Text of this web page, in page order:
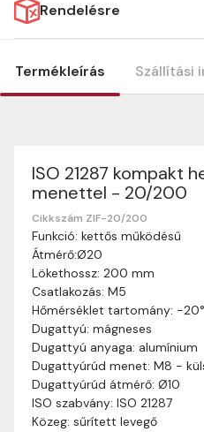
Rendelésre
Termékleírás Szállítási
ISO 21287 kompakt
menettel - 20/200
Cikkszám ZIF-20/200
Funkció: kettős működésű
Átmérő:Ø20
Lökethossz: 200 mm
Csatlakozás: M5
Hőmérséklet tartomány: -
Dugattyú: mágneses
Dugattyú anyaga: alumínium
Dugattyúrúd menet: M8 -
Dugattyúrúd átmérő: Ø10
ISO szabvány: ISO 21287
Közeg: sűrített levegő
Szállítási információk
Nagyon köszönjük, hogy
vásárlásaitokhoz. Az
információinkat, hogy a
zökkenőmentesen
Szállítási idő:
munkanapon belül
valamilyen okból
ideig tart, előre
Szállítási díj: A
és a szállítási cím
díjat a vásárlás
mielőtt a rendelést